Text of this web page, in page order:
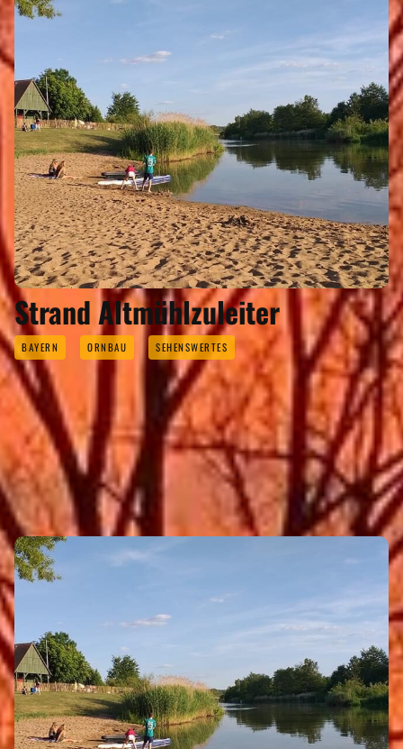
Strand Altmühlzuleiter
BAYERN ORNBAU SEHENSWERTES
FREIZEIT & SPORT
Eigenen Eintrag kostenlos erstellen >